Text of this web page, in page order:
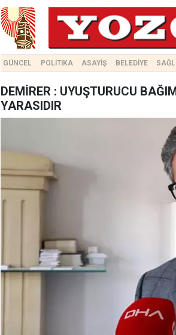
GÜNCEL POLİTİKA ASAYİŞ BELEDİYE
DEMİRER : UYUŞTURUCU
YARASIDIR